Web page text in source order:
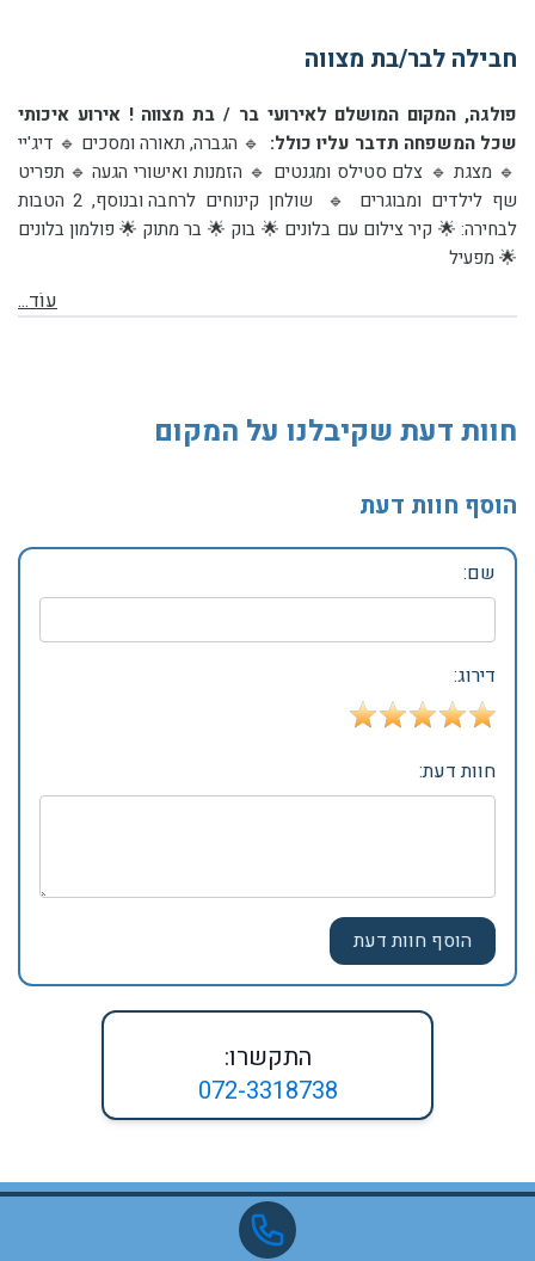
חבילה לבר/בת מצווה
פולגה, המקום המושלם לאירועי בר / בת מצווה ! אירוע איכותי
שכל המשפחה תדבר עליו כולל: 🔹 הגברה, תאורה ומסכים 🔹 דיג'יי
🔹 מצגת 🔹 צלם סטילס ומגנטים 🔹 הזמנות ואישורי הגעה 🔹 תפריט
שף לילדים ומבוגרים 🔹 שולחן קינוחים לרחבה ובנוסף, 2 הטבות
לבחירה: 🌟 קיר צילום עם בלונים 🌟 בוק 🌟 בר מתוק 🌟 פולמון בלונים
🌟 מפעיל
עוֹד...
חוות דעת שקיבלנו על המקום
הוסף חוות דעת
שם:
דירוג:
חוות דעת:
התקשרו:
072-3318738
כל הזכויות שמורות לאתר בר בת מצווה